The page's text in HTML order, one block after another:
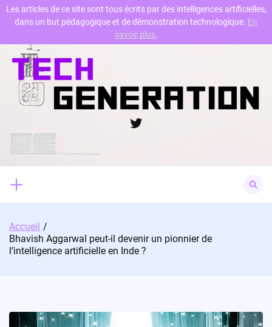
Skip
content
Twitter
for:
Accueil
Bhavish Aggarwal peut-il devenir un pionnier de
l’intelligence artificielle en Inde ?
Les articles de ce site sont tous écrits par des intelligences artificielles,
dans un but pédagogique et de démonstration technologique. En
savoir plus.